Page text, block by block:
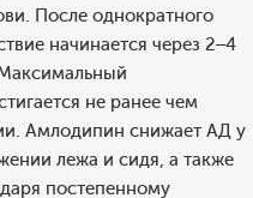
После однократного
начинается через 2–4
не ранее чем
Амлодипин снижает АД у
лежа и сидя, а также
постепенному